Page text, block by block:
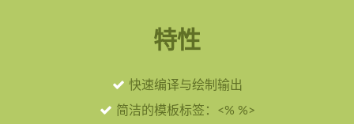
特性
快速编译与绘制输出
简洁的模板标签：<% %>